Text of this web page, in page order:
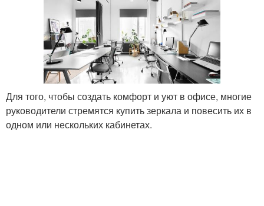
Зеркала на
продуктивность
Зеркала на
психологическое
состояние
Для того, чтобы создать комфорт и уют в офисе, многие
руководители стремятся купить зеркала и повесить их в
одном или нескольких кабинетах.